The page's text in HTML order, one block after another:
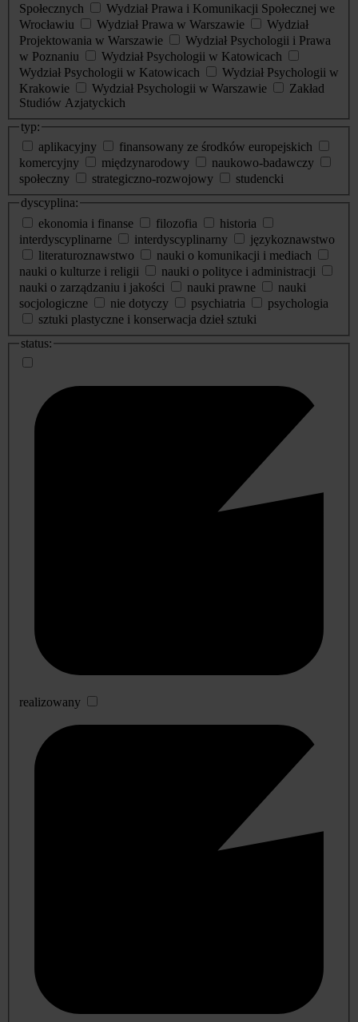
Społecznych
Wydział Prawa i Komunikacji Społecznej we
Wrocławiu
Wydział Prawa w Warszawie
Wydział
Projektowania w Warszawie
Wydział Psychologii i Prawa
w Poznaniu
Wydział Psychologii w Katowicach
Wydział Psychologii w Katowicach
Wydział Psychologii w
Krakowie
Wydział Psychologii w Warszawie
Zakład
Studiów Azjatyckich
typ:
aplikacyjny
finansowany ze środków europejskich
komercyjny
międzynarodowy
naukowo-badawczy
społeczny
strategiczno-rozwojowy
studencki
dyscyplina:
ekonomia i finanse
filozofia
historia
interdyscyplinarne
interdyscyplinarny
językoznawstwo
literaturoznawstwo
nauki o komunikacji i mediach
nauki o kulturze i religii
nauki o polityce i administracji
nauki o zarządzaniu i jakości
nauki prawne
nauki
socjologiczne
nie dotyczy psychiatria
psychologia
sztuki plastyczne i konserwacja dzieł sztuki
status:
realizowany